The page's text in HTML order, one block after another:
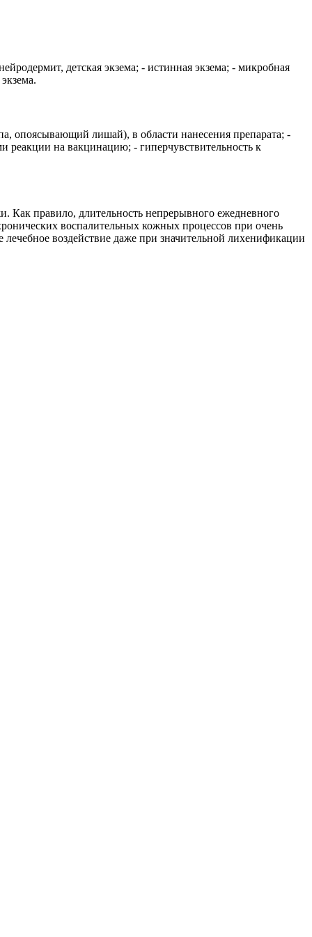
детская экзема; - истинная экзема; - микробная
опоясывающий лишай), в области нанесения препарата; -
реакции на вакцинацию; - гиперчувствительность к
Как правило, длительность непрерывного ежедневного
воспалительных кожных процессов при очень
воздействие даже при значительной лихенификации